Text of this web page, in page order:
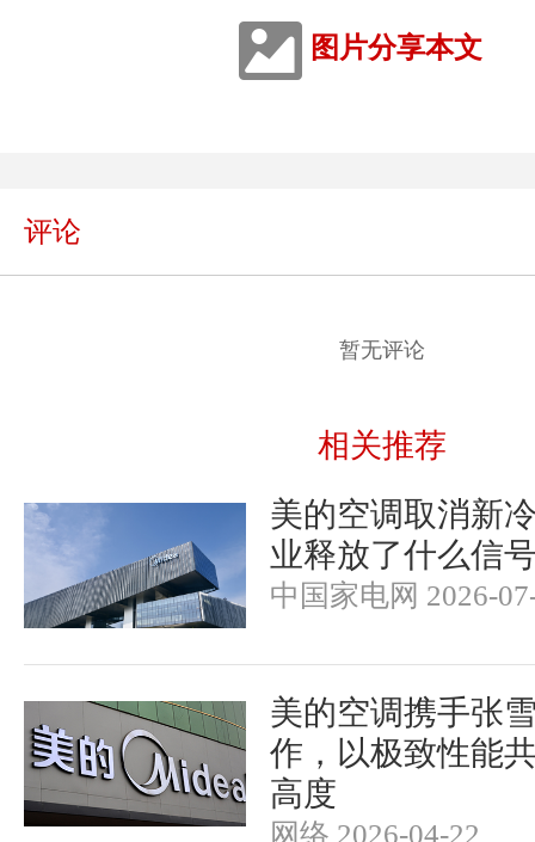
图片分享本文
评论
暂无评论
相关推荐
美的空调取消新
业释放了什么信
中国家电网 2026-
美的空调携手张
作，以极致性能
高度
网络 2026-04-22